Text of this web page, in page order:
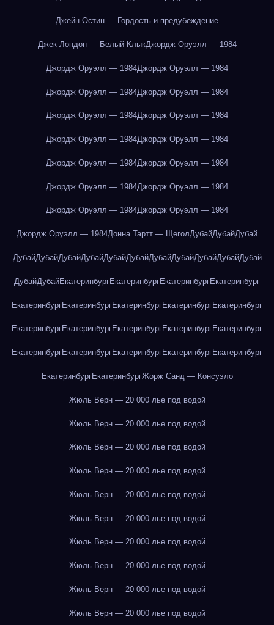
Джейн Остин — Гордость и предубеждение
Джек Лондон — Белый КлыкДжордж Оруэлл — 1984
Джордж Оруэлл — 1984Джордж Оруэлл — 1984
Джордж Оруэлл — 1984Джордж Оруэлл — 1984
Джордж Оруэлл — 1984Джордж Оруэлл — 1984
Джордж Оруэлл — 1984Джордж Оруэлл — 1984
Джордж Оруэлл — 1984Джордж Оруэлл — 1984
Джордж Оруэлл — 1984Джордж Оруэлл — 1984
Джордж Оруэлл — 1984Джордж Оруэлл — 1984
Джордж Оруэлл — 1984Донна Тартт — ЩеголДубайДубайДубай
ДубайДубайДубайДубайДубайДубайДубайДубайДубайДубайДубай
ДубайДубайЕкатеринбургЕкатеринбургЕкатеринбургЕкатеринбург
ЕкатеринбургЕкатеринбургЕкатеринбургЕкатеринбургЕкатеринбург
ЕкатеринбургЕкатеринбургЕкатеринбургЕкатеринбургЕкатеринбург
ЕкатеринбургЕкатеринбургЕкатеринбургЕкатеринбургЕкатеринбург
ЕкатеринбургЕкатеринбургЖорж Санд — Консуэло
Жюль Верн — 20 000 лье под водой
Жюль Верн — 20 000 лье под водой
Жюль Верн — 20 000 лье под водой
Жюль Верн — 20 000 лье под водой
Жюль Верн — 20 000 лье под водой
Жюль Верн — 20 000 лье под водой
Жюль Верн — 20 000 лье под водой
Жюль Верн — 20 000 лье под водой
Жюль Верн — 20 000 лье под водой
Жюль Верн — 20 000 лье под водой